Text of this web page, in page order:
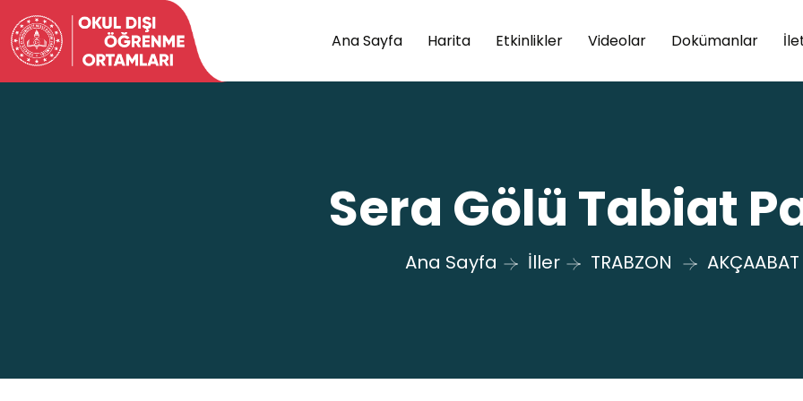
Ana Sayfa Harita Etkinlikler Videolar Dokümanlar
Sera Gölü Tabiat
Ana Sayfa İller TRABZON AKÇAABAT